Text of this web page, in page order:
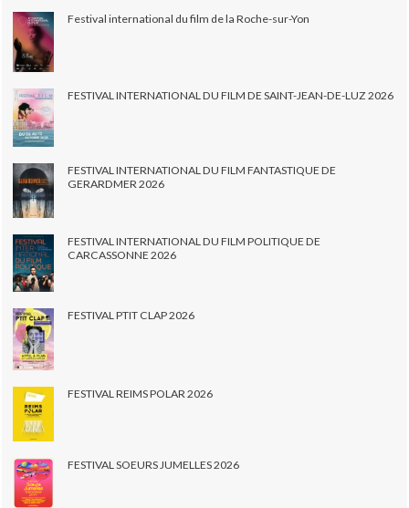
Festival international du film de la Roche-sur-Yon
FESTIVAL INTERNATIONAL DU FILM DE SAINT-JEAN-DE-LUZ 2026
FESTIVAL INTERNATIONAL DU FILM FANTASTIQUE DE
GERARDMER 2026
FESTIVAL INTERNATIONAL DU FILM POLITIQUE DE
CARCASSONNE 2026
FESTIVAL PTIT CLAP 2026
FESTIVAL REIMS POLAR 2026
FESTIVAL SOEURS JUMELLES 2026